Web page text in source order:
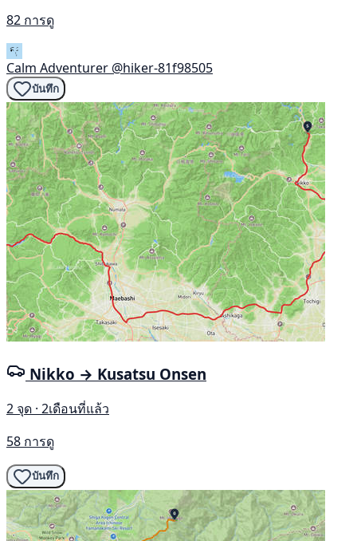
82 การดู
Calm Adventurer @hiker-81f98505
บันทึก
Nikko → Kusatsu Onsen
2 จุด · 2เดือนที่แล้ว
58 การดู
บันทึก